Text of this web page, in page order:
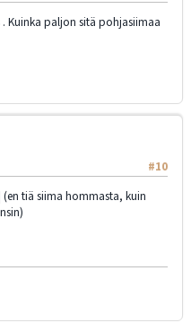
Kuinka paljon sitä pohjasiimaa
#10
tiä siima hommasta, kuin